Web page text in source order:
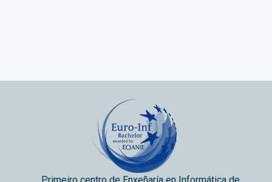
Primeiro centro de Enxeñaría en Informática de